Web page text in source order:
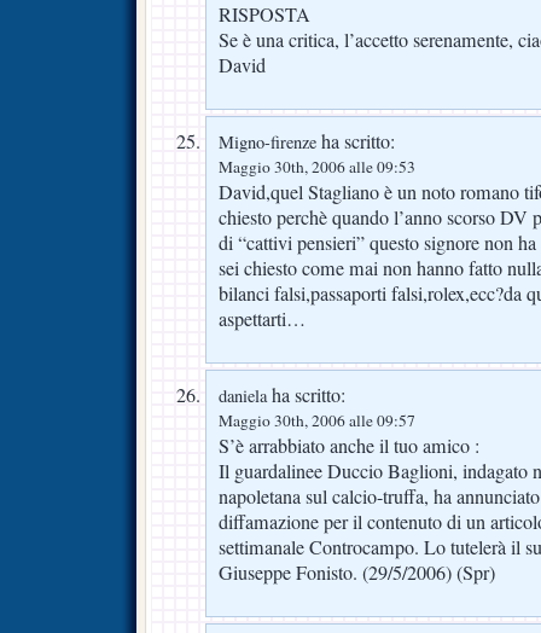
RISPOSTA
Se è una critica, l’accetto serenamente,
David
Migno-firenze ha scritto:
Maggio 30th, 2006 alle 09:53
David,quel Stagliano è un noto romano
chiesto perchè quando l’anno scorso
di “cattivi pensieri” questo signore non
sei chiesto come mai non hanno fatto
bilanci falsi,passaporti falsi,rolex,ecc?da
aspettarti…
danielaha scritto:
Maggio 30th, 2006 alle 09:57
S’è arrabbiato anche il tuo amico :
Il guardalinee Duccio Baglioni, indagato
napoletana sul calcio-truffa, ha
diffamazione per il contenuto di un
settimanale Controcampo. Lo tutelerà il
Giuseppe Fonisto. (29/5/2006) (Spr)